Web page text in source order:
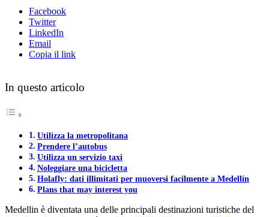
Facebook
Twitter
LinkedIn
Email
Copia il link
In questo articolo
Utilizza la metropolitana
Prendere l’autobus
Utilizza un servizio taxi
Noleggiare una bicicletta
Holafly: dati illimitati per muoversi facilmente a Medellín
Plans that may interest you
Medellin è diventata una delle principali destinazioni turistiche del